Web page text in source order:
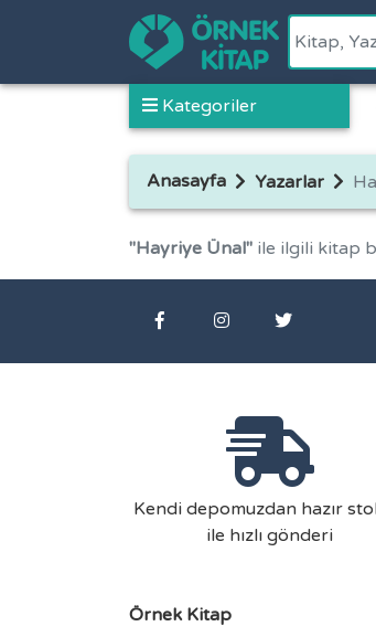
Kategoriler
Anasayfa Yazarlar
"Hayriye Ünal" ile ilgili kitap
Kendi depomuzdan hazır
ile hızlı gönderi
Örnek Kitap